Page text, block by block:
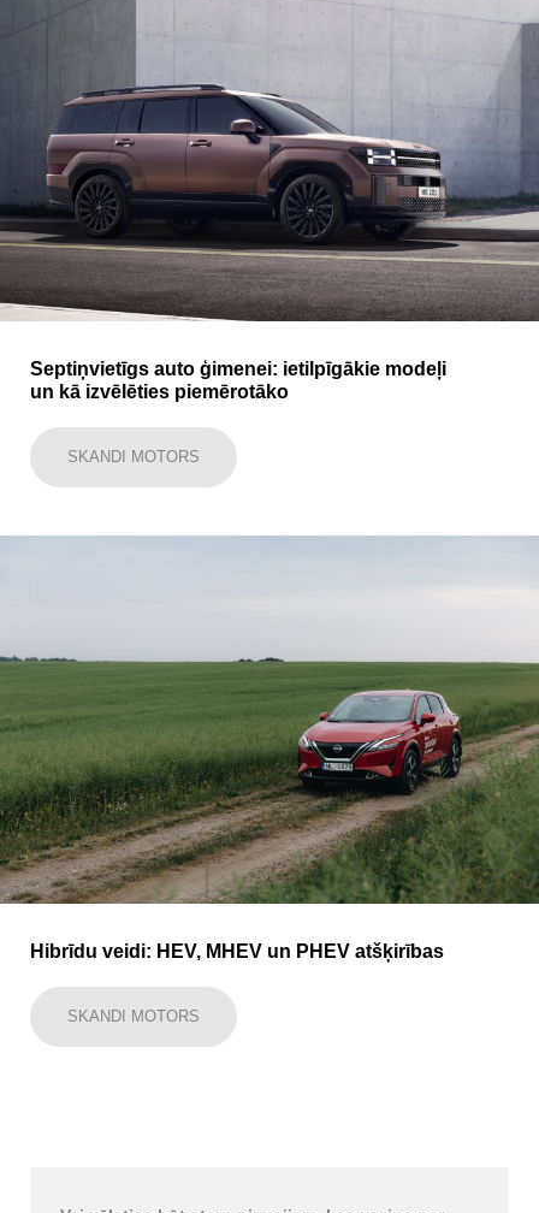
Septiņvietīgs auto ģimenei: ietilpīgākie modeļi
un kā izvēlēties piemērotāko
SKANDI MOTORS
Hibrīdu veidi: HEV, MHEV un PHEV atšķirības
SKANDI MOTORS